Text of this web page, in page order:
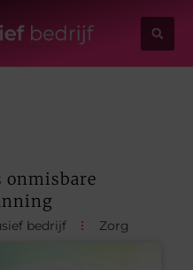
onmisbare
bedrijf Zorg